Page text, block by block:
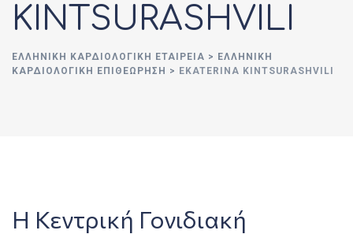
KINTSURASHVILI
ΕΛΛΗΝΙΚΉ ΚΑΡΔΙΟΛΟΓΙΚΉ ΕΤΑΙΡΕΊΑ > ΕΛΛΗΝΙΚΗ
ΚΑΡΔΙΟΛΟΓΙΚΗ ΕΠΙΘΕΩΡΗΣΗ > EKATERINA KINTSURASHVILI
Η Κεντρική Γονιδιακή